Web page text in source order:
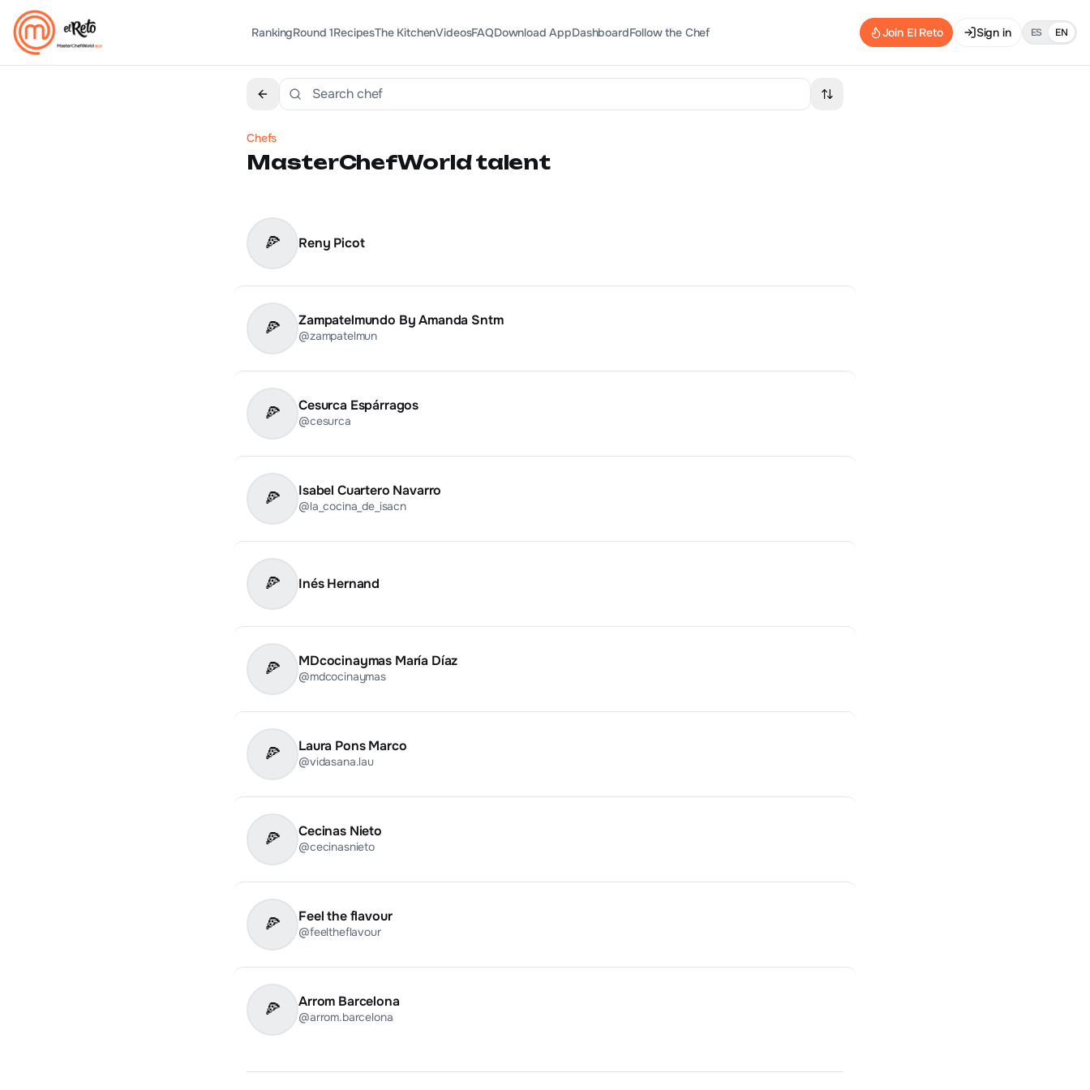
RankingRound 1RecipesThe KitchenVideosFAQDownload AppDashboardFollow the Chef Join El Reto Sign in ES EN
Chefs
MasterChefWorld talent
🍕 Reny Picot
🍕 Zampatelmundo By Amanda Sntm
@zampatelmun
🍕 Cesurca Espárragos
@cesurca
🍕 Isabel Cuartero Navarro
@la_cocina_de_isacn
🍕 Inés Hernand
🍕 MDcocinaymas María Díaz
@mdcocinaymas
🍕 Laura Pons Marco
@vidasana.lau
🍕 Cecinas Nieto
@cecinasnieto
🍕 Feel the flavour
@feeltheflavour
🍕 Arrom Barcelona
@arrom.barcelona